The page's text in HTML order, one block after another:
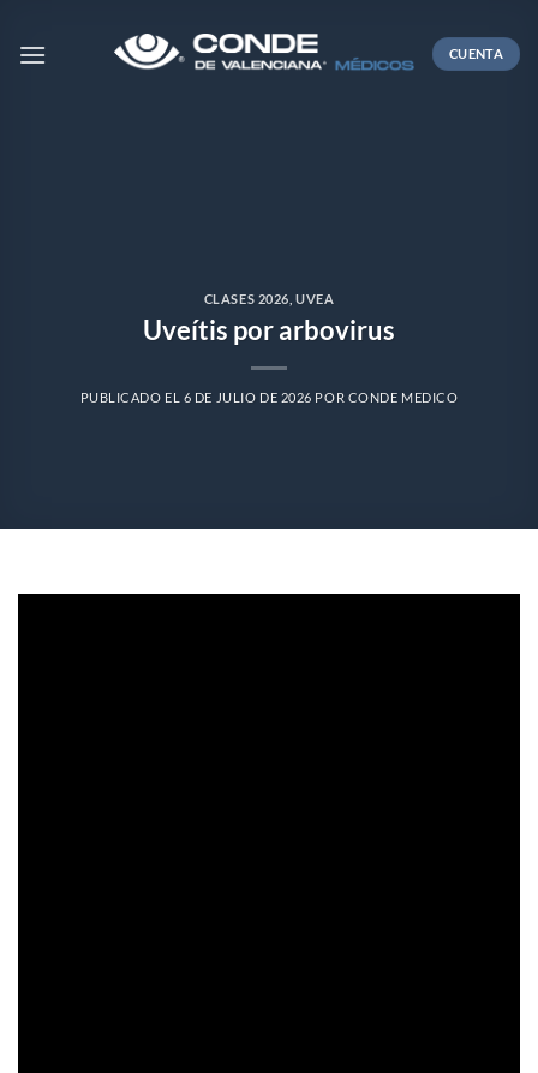
CUENTA
CLASES 2026 ,UVEA
Uveítis por arbovirus
PUBLICADO EL 6 DE JULIO DE 2026 POR CONDE MEDICO